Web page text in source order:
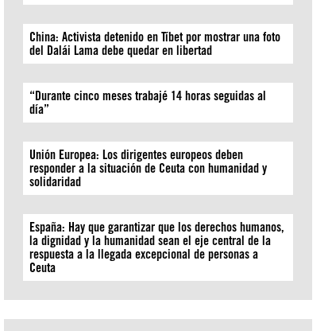
China: Activista detenido en Tíbet por mostrar una foto
del Dalái Lama debe quedar en libertad
“Durante cinco meses trabajé 14 horas seguidas al
día”
Unión Europea: Los dirigentes europeos deben
responder a la situación de Ceuta con humanidad y
solidaridad
España: Hay que garantizar que los derechos humanos,
la dignidad y la humanidad sean el eje central de la
respuesta a la llegada excepcional de personas a
Ceuta